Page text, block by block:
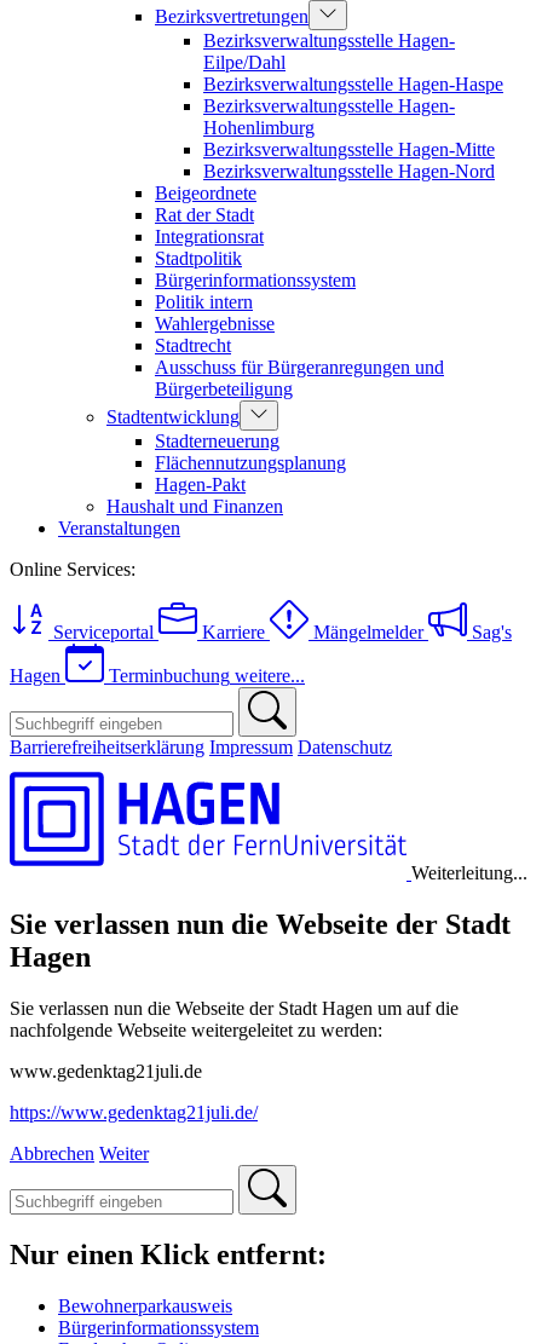
Bezirksvertretungen
Bezirksverwaltungsstelle Hagen-
Eilpe/Dahl
Bezirksverwaltungsstelle Hagen-Haspe
Bezirksverwaltungsstelle Hagen-
Hohenlimburg
Bezirksverwaltungsstelle Hagen-Mitte
Bezirksverwaltungsstelle Hagen-Nord
Beigeordnete
Rat der Stadt
Integrationsrat
Stadtpolitik
Bürgerinformationssystem
Politik intern
Wahlergebnisse
Stadtrecht
Ausschuss für Bürgeranregungen und
Bürgerbeteiligung
Stadtentwicklung
Stadterneuerung
Flächennutzungsplanung
Hagen-Pakt
Haushalt und Finanzen
Veranstaltungen
Online Services:
Serviceportal Karriere Mängelmelder Sag's
Hagen Terminbuchung weitere...
Barrierefreiheitserklärung Impressum Datenschutz
Weiterleitung...
Sie verlassen nun die Webseite der Stadt
Hagen
Sie verlassen nun die Webseite der Stadt Hagen um auf die
nachfolgende Webseite weitergeleitet zu werden:
www.gedenktag21juli.de
https://www.gedenktag21juli.de/
Abbrechen Weiter
Nur einen Klick entfernt:
Bewohnerparkausweis
Bürgerinformationssystem